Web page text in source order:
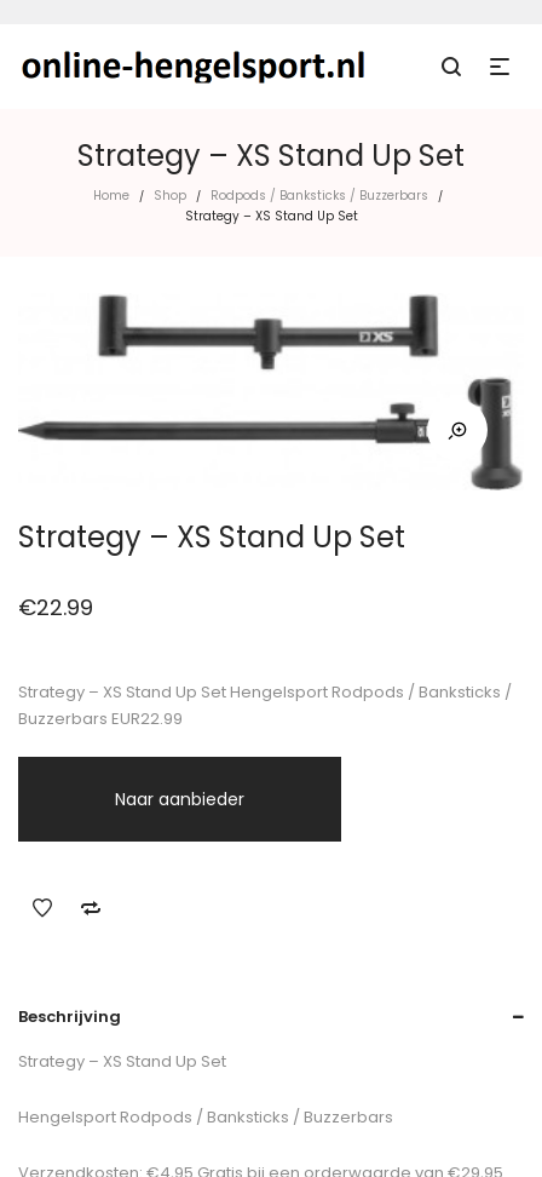
Strategy – XS Stand Up Set
Home / Shop / Rodpods / Banksticks / Buzzerbars /
Strategy – XS Stand Up Set
Strategy – XS Stand Up Set
€22.99
Strategy – XS Stand Up Set Hengelsport Rodpods / Banksticks /
Buzzerbars EUR22.99
Naar aanbieder
Beschrijving
Strategy – XS Stand Up Set
Hengelsport Rodpods / Banksticks / Buzzerbars